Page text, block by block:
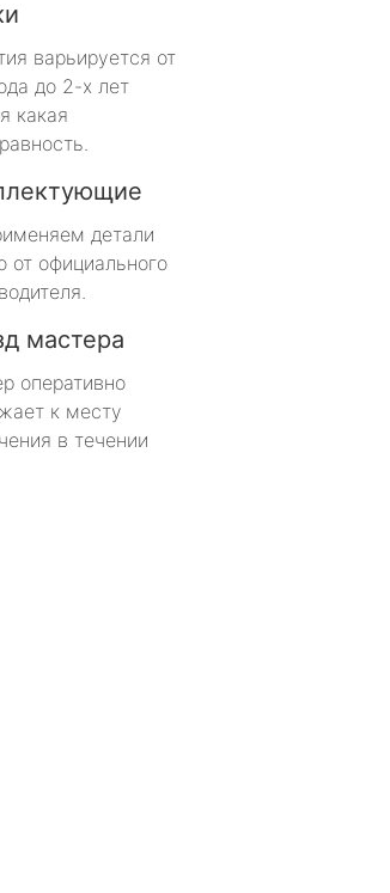
варьируется от
до 2-х лет
какая
детали
от официального
мастера
оперативно
к месту
в течении